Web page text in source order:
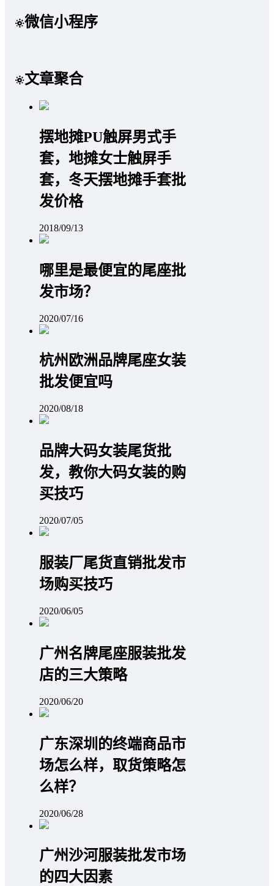
微信小程序
文章聚合
摆地摊PU触屏男式手
套，地摊女士触屏手
套，冬天摆地摊手套批
发价格
2018/09/13
哪里是最便宜的尾座批
发市场？
2020/07/16
杭州欧洲品牌尾座女装
批发便宜吗
2020/08/18
品牌大码女装尾货批
发，教你大码女装的购
买技巧
2020/07/05
服装厂尾货直销批发市
场购买技巧
2020/06/05
广州名牌尾座服装批发
店的三大策略
2020/06/20
广东深圳的终端商品市
场怎么样，取货策略怎
么样？
2020/06/28
广州沙河服装批发市场
的四大因素